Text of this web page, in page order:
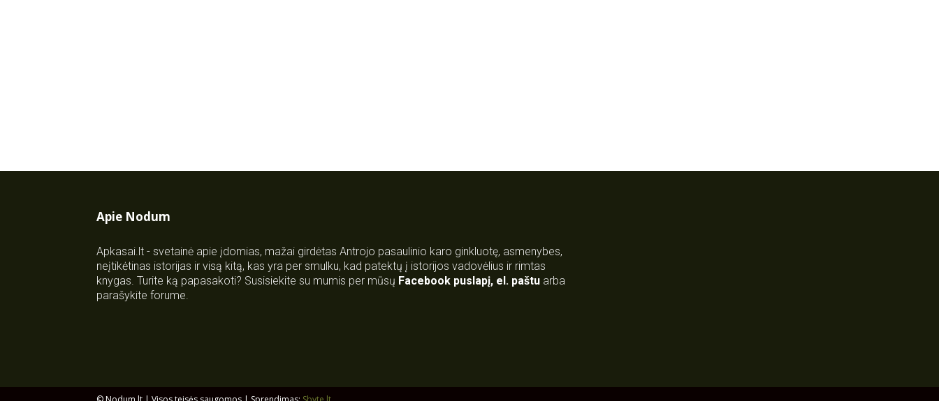
Apie Nodum
Apkasai.lt - svetainė apie įdomias, mažai girdėtas Antrojo pasaulinio karo ginkluotę, asmenybes,
neįtikėtinas istorijas ir visą kitą, kas yra per smulku, kad patektų į istorijos vadovėlius ir rimtas
knygas. Turite ką papasakoti? Susisiekite su mumis per mūsų Facebook puslapį, el. paštu arba
parašykite forume.